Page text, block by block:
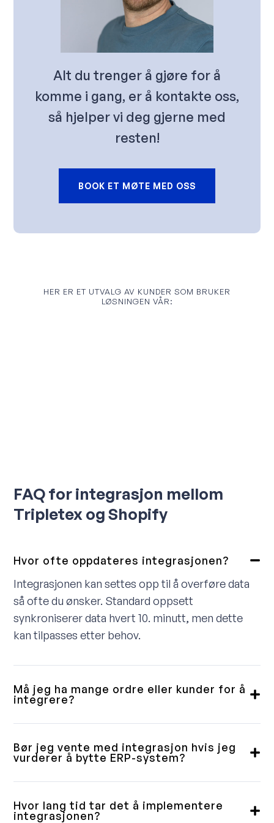
Alt du trenger å gjøre for å
komme i gang, er å kontakte oss,
så hjelper vi deg gjerne med
resten!
BOOK ET MØTE MED OSS
HER ER ET UTVALG AV KUNDER SOM BRUKER
LØSNINGEN VÅR:
FAQ for integrasjon mellom
Tripletex og Shopify
Hvor ofte oppdateres integrasjonen?
Integrasjonen kan settes opp til å overføre data
så ofte du ønsker. Standard oppsett
synkroniserer data hvert 10. minutt, men dette
kan tilpasses etter behov.
Må jeg ha mange ordre eller kunder for å
integrere?
Nei, vi leverer integrasjoner til små, mellomstore
løsning, andre trenger bare en enkel
til ditt behov.
Bør jeg vente med integrasjon hvis jeg
vurderer å bytte ERP-system?
Våre integrasjoner er bygget med fleksibilitet i
tankene. Selv om et ERP-bytte kan ta tid, er
løsningen vår laget slik at ERP-delen enkelt kan
Hvor lang tid tar det å implementere
integrasjonen?